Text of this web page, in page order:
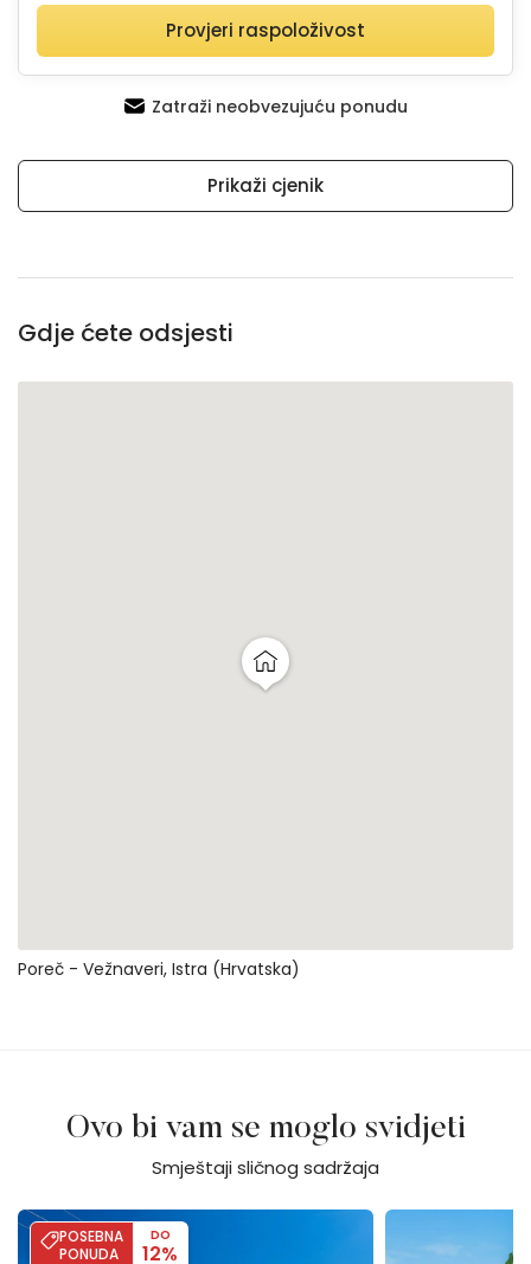
Provjeri raspoloživost
Zatraži neobvezujuću ponudu
Prikaži cjenik
Gdje ćete odsjesti
Poreč - Vežnaveri, Istra (Hrvatska)
Ovo bi vam se moglo svidjeti
Smještaji sličnog sadržaja
POSEBNA
PONUDA
DO
12%
Casa Romantica Casa Dvi